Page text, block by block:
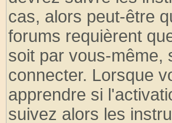
cas, alors peut-être
forums requièrent
soit par vous-même,
connecter. Lorsque
apprendre si
suivez alors les